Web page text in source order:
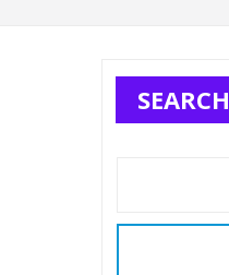
SEARCH